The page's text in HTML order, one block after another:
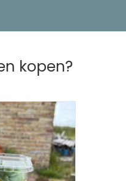
kopen?